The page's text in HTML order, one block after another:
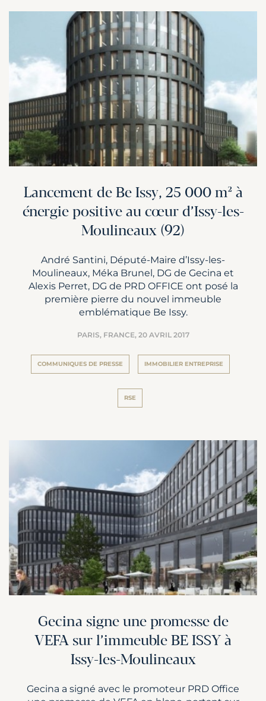
Lancement de Be Issy, 25 000 m² à
énergie positive au cœur d’Issy-les-
Moulineaux (92)
André Santini, Député-Maire d’Issy-les-
Moulineaux, Méka Brunel, DG de Gecina et
Alexis Perret, DG de PRD OFFICE ont posé la
première pierre du nouvel immeuble
emblématique Be Issy.
PARIS, FRANCE, 20 AVRIL 2017
COMMUNIQUES DE PRESSE IMMOBILIER ENTREPRISE
RSE
Gecina signe une promesse de
VEFA sur l’immeuble BE ISSY à
Issy-les-Moulineaux
Gecina a signé avec le promoteur PRD Office